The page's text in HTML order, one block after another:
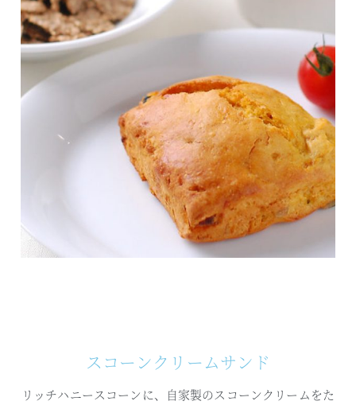
スコーンクリームサンド
リッチハニースコーンに、自家製のスコーンクリームをた